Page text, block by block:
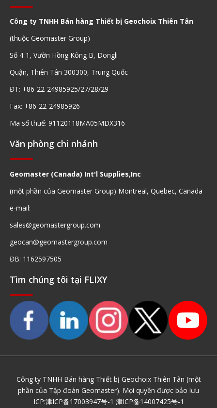
Công ty TNHH Bán hàng Thiết bị Geochoix Thiên Tân
(thuộc Geomaster Group)
Số 4-1, Vườn Hồng Kông B, Dongli
Quận, Thiên Tân 300300, Trung Quốc
ĐT: +86-22-24985925/27/28/29
Fax: +86-22-24985926
Mã số thuế: 91120118MA05MDX316
Văn phòng chi nhánh
Geomaster (Canada) Int'l Supplies,Inc
(một phần của Geomaster Group) Montreal, Quebec, Canada
e-mail:
sales@geomastergroup.com
geocan@geomastergroup.com
ĐB: 1162597505
Tìm chúng tôi tại FLIXY
Công ty TNHH Bán hàng Thiết bị Geochoix Thiên Tân (một
phần của Tập đoàn Geomaster). Mọi quyền được bảo lưu
ICP:津ICP备17003947号-1 津ICP备14007425号-1